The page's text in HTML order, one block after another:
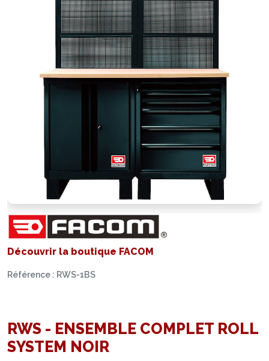
Découvrir la boutique FACOM
Référence : RWS-1BS
RWS - ENSEMBLE COMPLET ROLL
SYSTEM NOIR